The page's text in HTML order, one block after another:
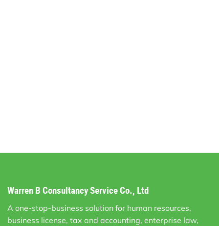
Warren B Consultancy Service Co., Ltd
A one-stop-business solution for human resources,
business license, tax and accounting, enterprise law,